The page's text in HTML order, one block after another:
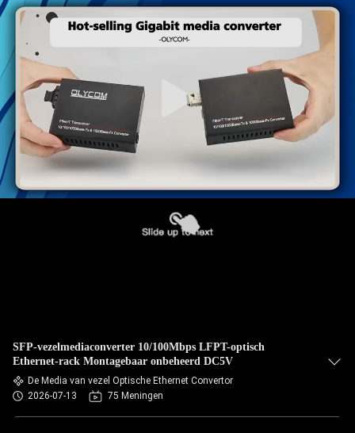
SFP-vezelmediaconverter 10/100Mbps LFPT-optisch
Ethernet-rack Montagebaar onbeheerd DC5V
De Media van vezel Optische Ethernet Convertor
2026-07-13
75 Meningen